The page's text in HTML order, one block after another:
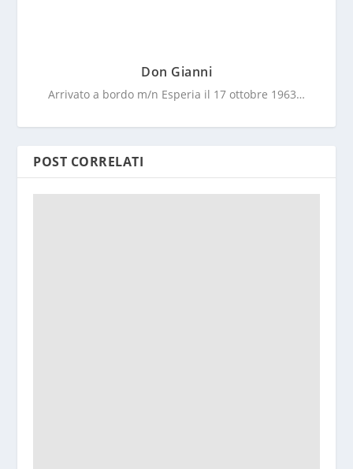
Don Gianni
Arrivato a bordo m/n Esperia il 17 ottobre 1963…
POST CORRELATI